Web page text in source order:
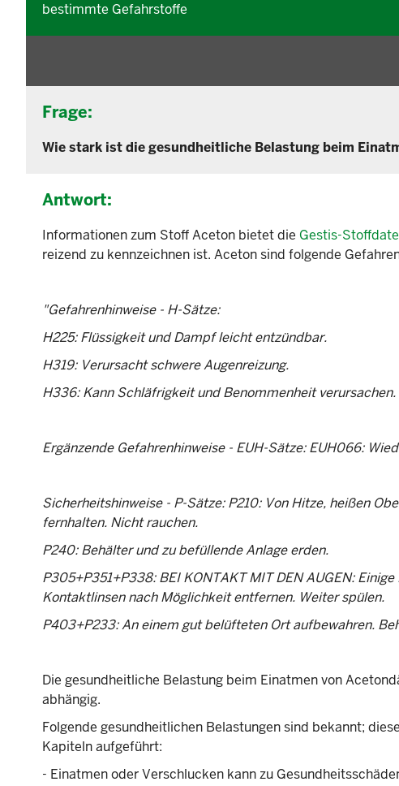
bestimmte Gefahrstoffe
Frage:
Wie stark ist die gesundheitliche Belastung beim
Antwort:
Informationen zum Stoff Aceton bietet die Gestis-
reizend zu kennzeichnen ist. Aceton sind folgende
"Gefahrenhinweise - H-Sätze:
H225: Flüssigkeit und Dampf leicht entzündbar.
H319: Verursacht schwere Augenreizung.
H336: Kann Schläfrigkeit und Benommenheit verursachen.
Ergänzende Gefahrenhinweise - EUH-Sätze: EUH066:
Sicherheitshinweise - P-Sätze: P210: Von Hitze, heißen
fernhalten. Nicht rauchen.
P240: Behälter und zu befüllende Anlage erden.
P305+P351+P338: BEI KONTAKT MIT DEN AUGEN:
Kontaktlinsen nach Möglichkeit entfernen. Weiter spülen.
P403+P233: An einem gut belüfteten Ort aufbewahren.
Die gesundheitliche Belastung beim Einatmen von
abhängig.
Folgende gesundheitlichen Belastungen sind bekannt;
Kapiteln aufgeführt:
- Einatmen oder Verschlucken kann zu